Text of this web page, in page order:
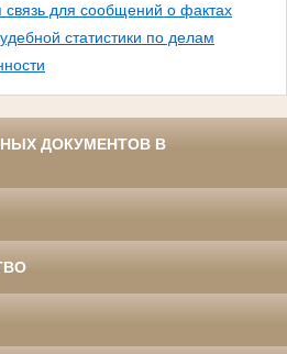
связь для сообщений о фактах
статистики по делам
ДОКУМЕНТОВ В